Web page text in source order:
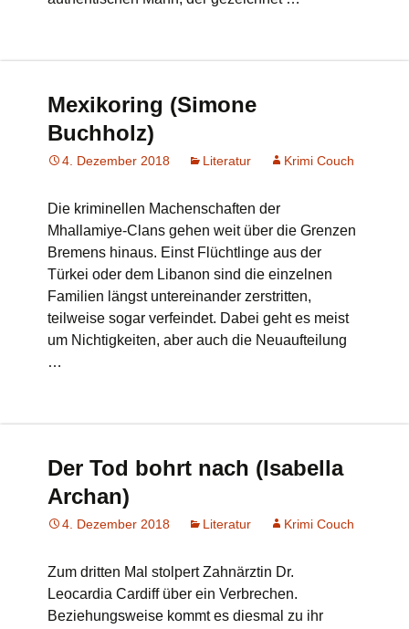
Mexikoring (Simone
Buchholz)
4. Dezember 2018 Literatur Krimi Couch
Die kriminellen Machenschaften der
Mhallamiye-Clans gehen weit über die Grenzen
Bremens hinaus. Einst Flüchtlinge aus der
Türkei oder dem Libanon sind die einzelnen
Familien längst untereinander zerstritten,
teilweise sogar verfeindet. Dabei geht es meist
um Nichtigkeiten, aber auch die Neuaufteilung
…
Der Tod bohrt nach (Isabella
Archan)
4. Dezember 2018 Literatur Krimi Couch
Zum dritten Mal stolpert Zahnärztin Dr.
Leocardia Cardiff über ein Verbrechen.
Beziehungsweise kommt es diesmal zu ihr